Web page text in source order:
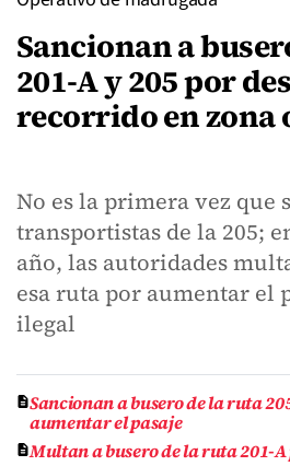
Sancionan a
201-A y 205 por
recorrido en zona
No es la primera vez que
transportistas de la 205;
año, las autoridades
esa ruta por aumentar el
ilegal
Sancionan a busero de la ruta
aumentar el pasaje
Multan a busero de la ruta 201-